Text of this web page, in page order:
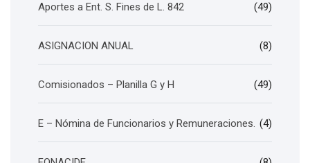
Aportes a Ent. S. Fines de L. 842 (49)
ASIGNACION ANUAL (8)
Comisionados – Planilla G y H (49)
E – Nómina de Funcionarios y Remuneraciones. (4)